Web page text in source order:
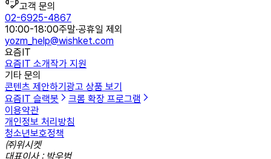
고객 문의
02-6925-4867
10:00-18:00주말·공휴일 제외
yozm_help@wishket.com
요즘IT
요즘IT 소개작가 지원
기타 문의
콘텐츠 제안하기 광고 상품 보기
요즘IT 슬랙봇
크롬 확장 프로그램
이용약관
개인정보 처리방침
청소년보호정책
㈜위시켓
대표이사 : 박우범